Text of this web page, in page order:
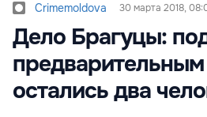
Crimemoldova 30 марта 2018,
Дело Брагуцы:
остались два